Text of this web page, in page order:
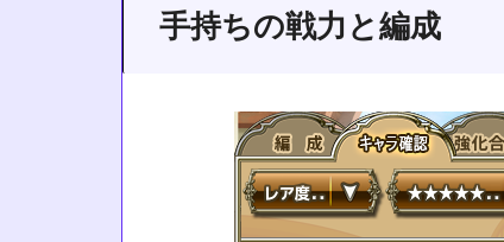
手持ちの戦力と編成